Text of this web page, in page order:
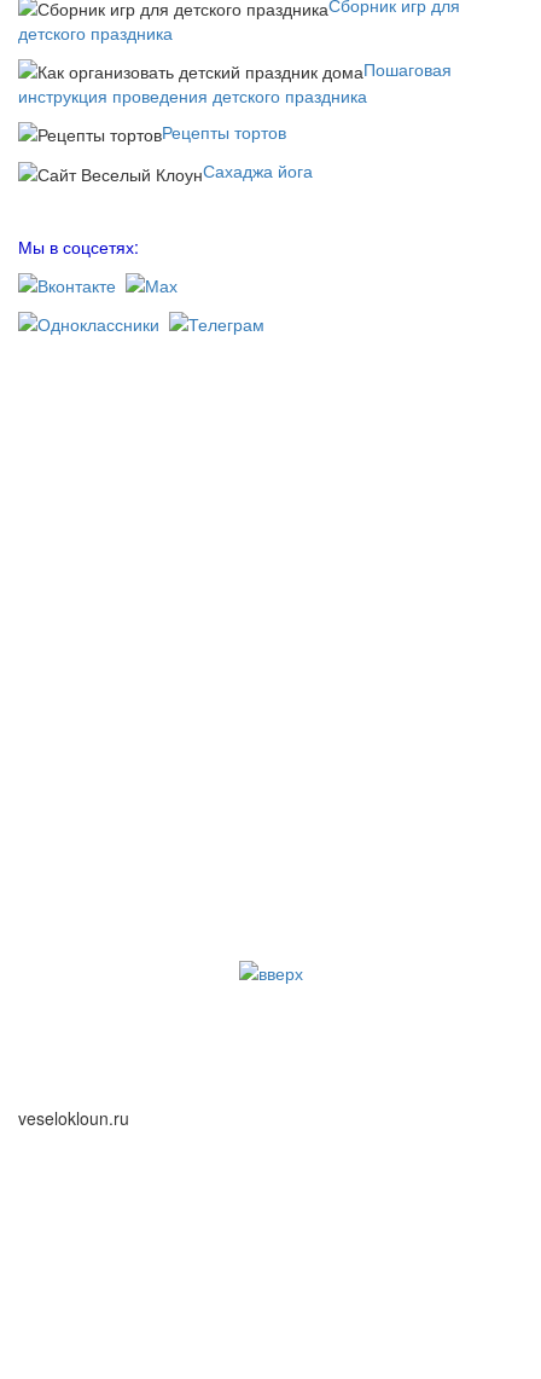
Сборник игр для
детского праздника
Пошаговая
инструкция проведения детского праздника
Рецепты тортов
Сахаджа йога
Мы в соцсетях:
veselokloun.ru